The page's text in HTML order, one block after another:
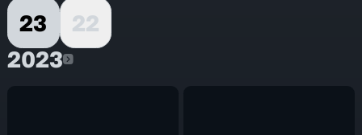
23
22
20232023